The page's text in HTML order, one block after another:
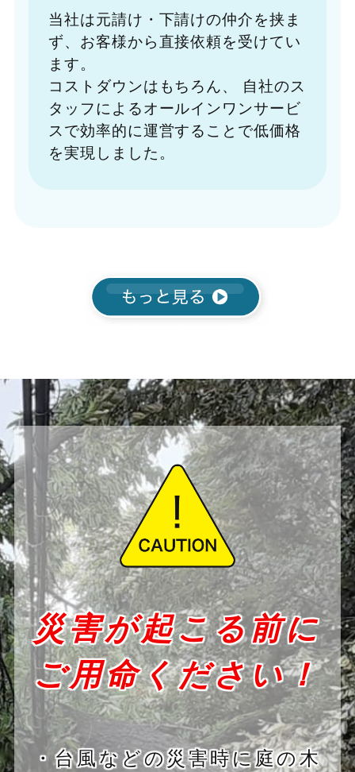
当社は元請け・下請けの仲介を挟ま
ず、お客様から直接依頼を受けてい
ます。
コストダウンはもちろん、
自社のス
タッフによるオールインワンサービ
スで効率的に運営することで低価格
を実現しました。
災害が起こる前に
ご用命ください！
・台風などの災害時に庭の木